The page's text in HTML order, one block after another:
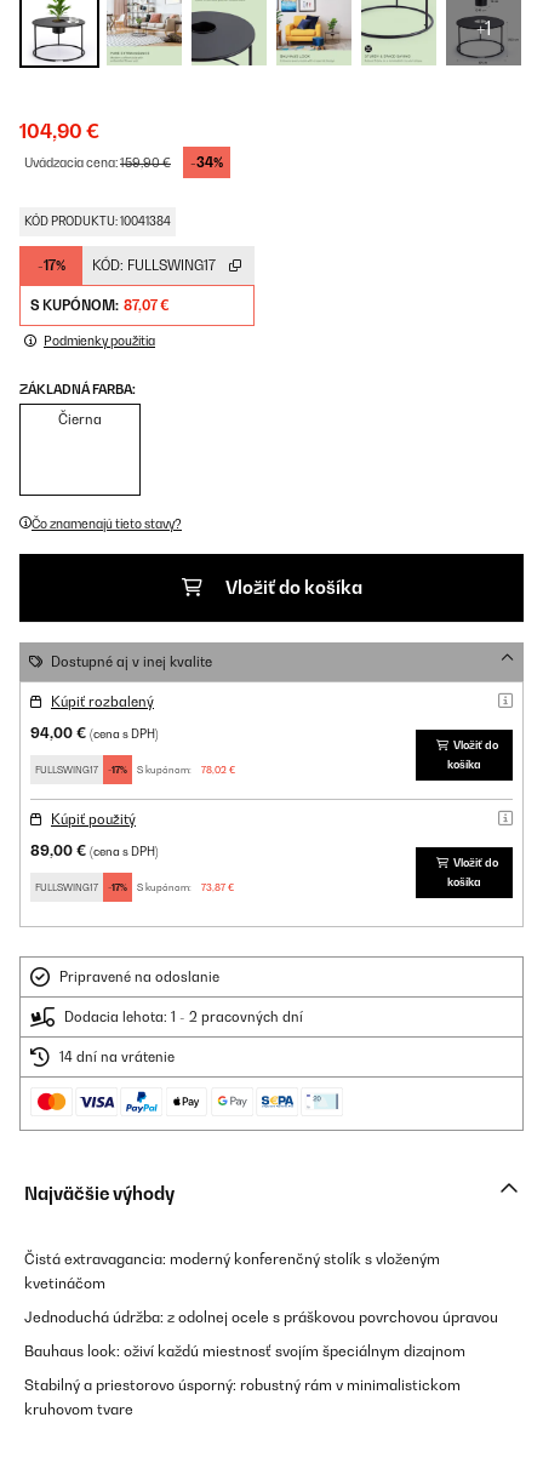
+1
104,90 €
Uvádzacia cena:159,90 € -34%
KÓD PRODUKTU: 10041384
-17% KÓD: FULLSWING17
S KUPÓNOM: 87,07 €
Podmienky použitia
ZÁKLADNÁ FARBA:
Čierna
Čo znamenajú tieto stavy?
Vložiť do košíka
Dostupné aj v inej kvalite
Kúpiť rozbalený
94,00 € (cena s DPH)
FULLSWING17 -17% S kupónom: 78,02 €
Vložiť do
košíka
Kúpiť použitý
89,00 € (cena s DPH)
FULLSWING17 -17% S kupónom: 73,87 €
Vložiť do
košíka
Pripravené na odoslanie
Dodacia lehota: 1 - 2 pracovných dní
14 dní na vrátenie
Najväčšie výhody
Čistá extravagancia: moderný konferenčný stolík s vloženým
kvetináčom
Jednoduchá údržba: z odolnej ocele s práškovou povrchovou úpravou
Bauhaus look: oživí každú miestnosť svojím špeciálnym dizajnom
Stabilný a priestorovo úsporný: robustný rám v minimalistickom
kruhovom tvare